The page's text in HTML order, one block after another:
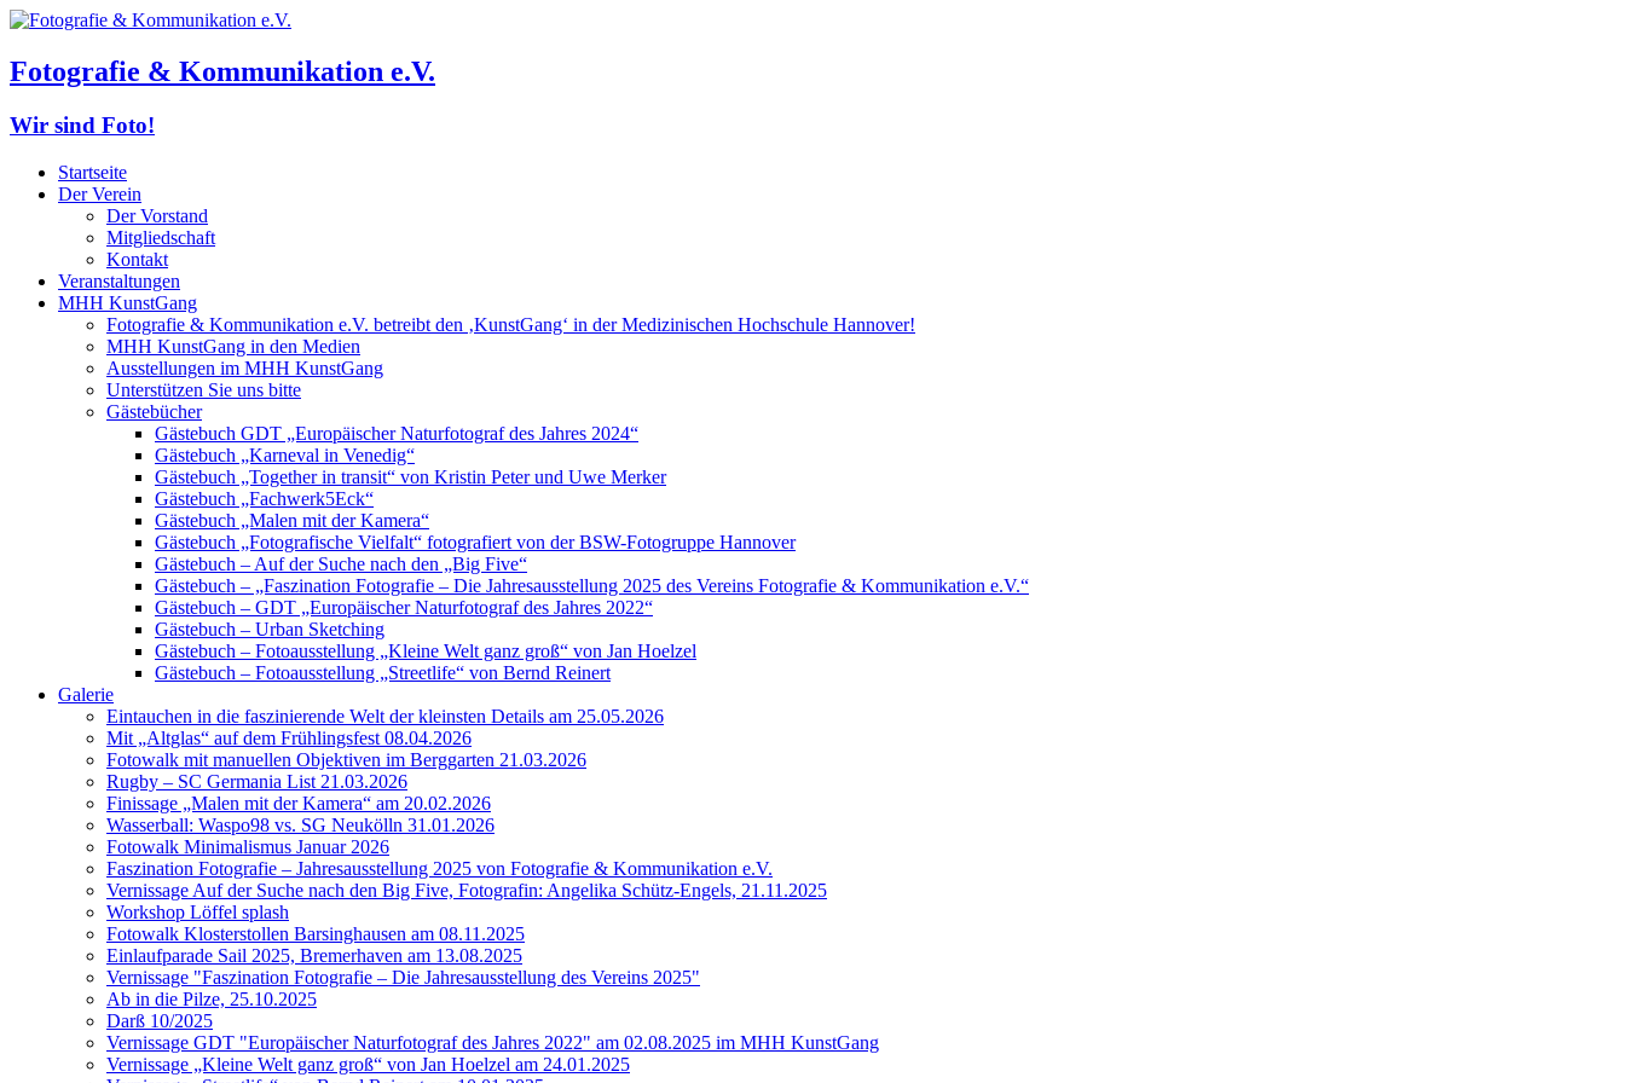
Fotografie & Kommunikation e.V.
Wir sind Foto!
Startseite
Der Verein
Der Vorstand
Mitgliedschaft
Kontakt
Veranstaltungen
MHH KunstGang
Fotografie & Kommunikation e.V. betreibt den ‚KunstGang‘ in der Medizinischen Hochschule Hannover!
MHH KunstGang in den Medien
Ausstellungen im MHH KunstGang
Unterstützen Sie uns bitte
Gästebücher
Gästebuch GDT „Europäischer Naturfotograf des Jahres 2024“
Gästebuch „Karneval in Venedig“
Gästebuch „Together in transit“ von Kristin Peter und Uwe Merker
Gästebuch „Fachwerk5Eck“
Gästebuch „Malen mit der Kamera“
Gästebuch „Fotografische Vielfalt“ fotografiert von der BSW-Fotogruppe Hannover
Gästebuch – Auf der Suche nach den „Big Five“
Gästebuch – „Faszination Fotografie – Die Jahresausstellung 2025 des Vereins Fotografie & Kommunikation e.V.“
Gästebuch – GDT „Europäischer Naturfotograf des Jahres 2022“
Gästebuch – Urban Sketching
Gästebuch – Fotoausstellung „Kleine Welt ganz groß“ von Jan Hoelzel
Gästebuch – Fotoausstellung „Streetlife“ von Bernd Reinert
Galerie
Eintauchen in die faszinierende Welt der kleinsten Details am 25.05.2026
Mit „Altglas“ auf dem Frühlingsfest 08.04.2026
Fotowalk mit manuellen Objektiven im Berggarten 21.03.2026
Rugby – SC Germania List 21.03.2026
Finissage „Malen mit der Kamera“ am 20.02.2026
Wasserball: Waspo98 vs. SG Neukölln 31.01.2026
Fotowalk Minimalismus Januar 2026
Faszination Fotografie – Jahresausstellung 2025 von Fotografie & Kommunikation e.V.
Vernissage Auf der Suche nach den Big Five, Fotografin: Angelika Schütz-Engels, 21.11.2025
Workshop Löffel splash
Fotowalk Klosterstollen Barsinghausen am 08.11.2025
Einlaufparade Sail 2025, Bremerhaven am 13.08.2025
Vernissage "Faszination Fotografie – Die Jahresausstellung des Vereins 2025"
Ab in die Pilze, 25.10.2025
Darß 10/2025
Vernissage GDT "Europäischer Naturfotograf des Jahres 2022" am 02.08.2025 im MHH KunstGang
Vernissage „Kleine Welt ganz groß“ von Jan Hoelzel am 24.01.2025